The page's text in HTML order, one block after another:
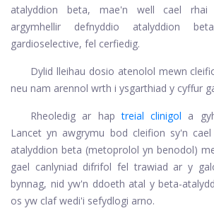
atalyddion beta, mae'n well cael rhai
argymhellir defnyddio atalyddion
gardioselective, fel cerfiedig.
Dylid lleihau dosio atenolol mewn
neu nam arennol wrth i ysgarthiad y cyffur
Rheoledig ar haptreial clinigol a
Lancet yn awgrymu bod cleifion sy'n
atalyddion beta (metoprolol yn benodol)
gael canlyniad difrifol fel trawiad ar y
bynnag, nid yw'n ddoeth atal y beta-
os yw claf wedi'i sefydlogi arno.